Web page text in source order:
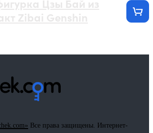
Все права защищены. Интернет-